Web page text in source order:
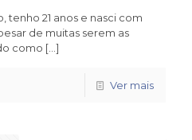
tenho 21 anos e nasci com
de muitas serem as
como […]
Ver mais